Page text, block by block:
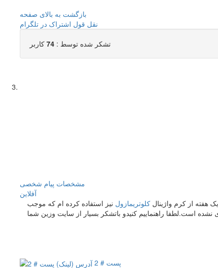
بازگشت به بالای صفحه
نقل قول اشتراک در تلگرام
تشکر شده توسط : 74 کاربر
مشخصات پیام شخصی
آفلاين
کلوتریمازول نیز استفاده کرده ام که موجب
نشده است.لطفا راهنماییم کنیدو باتشکر بسیار از سایت وزین شما
پست # 2